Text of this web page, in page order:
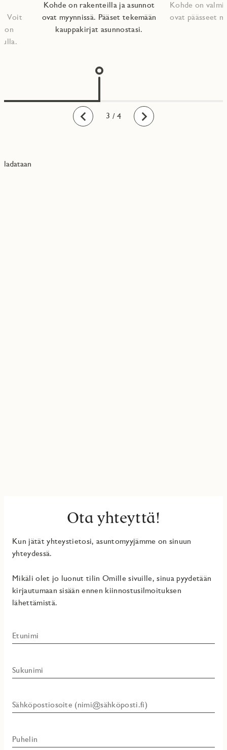
Taaksepäin
Voit
Kohde on rakenteilla ja asunnot
ovat myynnissä. Pääset tekemään
kauppakirjat asunnostasi.​
Kohde on
ovat päässeet
Eteenpäin
1
2
3
4 / 4
ladataan
Ota yhteyttä!
Kun jätät yhteystietosi, asuntomyyjämme on sinuun
yhteydessä.
Mikäli olet jo luonut tilin Omille sivuille, sinua pyydetään
kirjautumaan sisään ennen kiinnostusilmoituksen
lähettämistä.
Etunimi
Sukunimi
Sähköpostiosoite (nimi@sähköposti.fi)
Puhelin